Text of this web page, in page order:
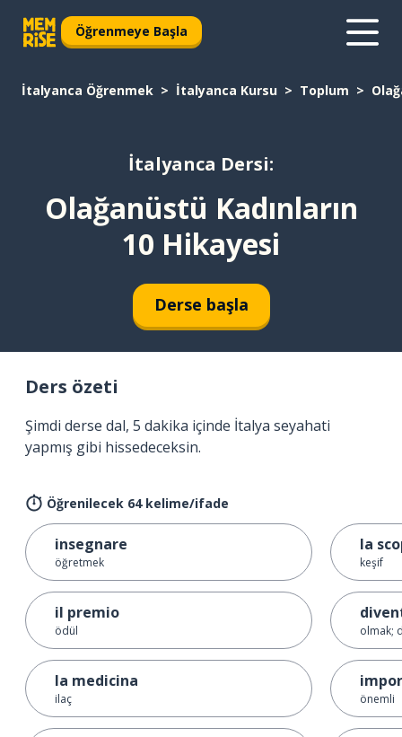
Öğrenmeye Başla
İtalyanca Öğrenmek İtalyanca Kursu Toplum
İtalyanca Dersi:
Olağanüstü Kadınların
10 Hikayesi
Derse başla
Ders özeti
Şimdi derse dal, 5 dakika içinde İtalya seyahati
yapmış gibi hissedeceksin.
Öğrenilecek 64 kelime/ifade
insegnare
öğretmek
il premio
ödül
la medicina
ilaç
la
keşif
olmak;
önemli